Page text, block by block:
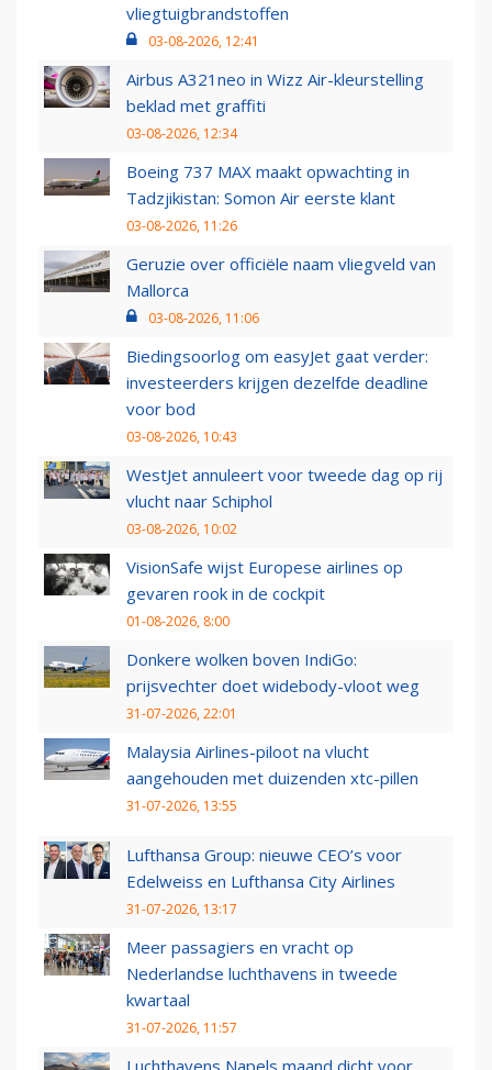
vliegtuigbrandstoffen
03-08-2026, 12:41
Airbus A321neo in Wizz Air-kleurstelling
beklad met graffiti
03-08-2026, 12:34
Boeing 737 MAX maakt opwachting in
Tadzjikistan: Somon Air eerste klant
03-08-2026, 11:26
Geruzie over officiële naam vliegveld van
Mallorca
03-08-2026, 11:06
Biedingsoorlog om easyJet gaat verder:
investeerders krijgen dezelfde deadline
voor bod
03-08-2026, 10:43
WestJet annuleert voor tweede dag op rij
vlucht naar Schiphol
03-08-2026, 10:02
VisionSafe wijst Europese airlines op
gevaren rook in de cockpit
01-08-2026, 8:00
Donkere wolken boven IndiGo:
prijsvechter doet widebody-vloot weg
31-07-2026, 22:01
Malaysia Airlines-piloot na vlucht
aangehouden met duizenden xtc-pillen
31-07-2026, 13:55
Lufthansa Group: nieuwe CEO’s voor
Edelweiss en Lufthansa City Airlines
31-07-2026, 13:17
Meer passagiers en vracht op
Nederlandse luchthavens in tweede
kwartaal
31-07-2026, 11:57